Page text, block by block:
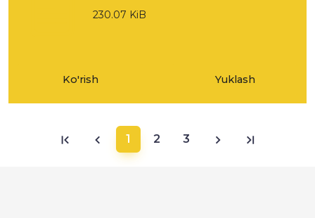
230.07 KiB
Ko'rish Yuklash
1 2 3